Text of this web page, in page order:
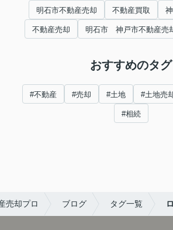
明石市不動産売却 不動産買取
不動産売却 明石市 神戸市不動産売
おすすめのタグ
#不動産 #売却 #土地 #土地売
#相続
売却プロ ブログ タグ一覧